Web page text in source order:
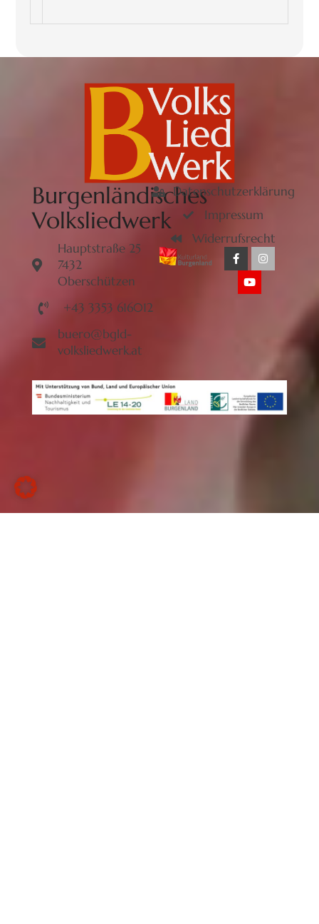
Burgenländisches
Volksliedwerk
Hauptstraße 25
7432
Oberschützen
+43 3353 616012
buero@bgld-
volksliedwerk.at
Datenschutzerklärung
Impressum
Widerrufsrecht